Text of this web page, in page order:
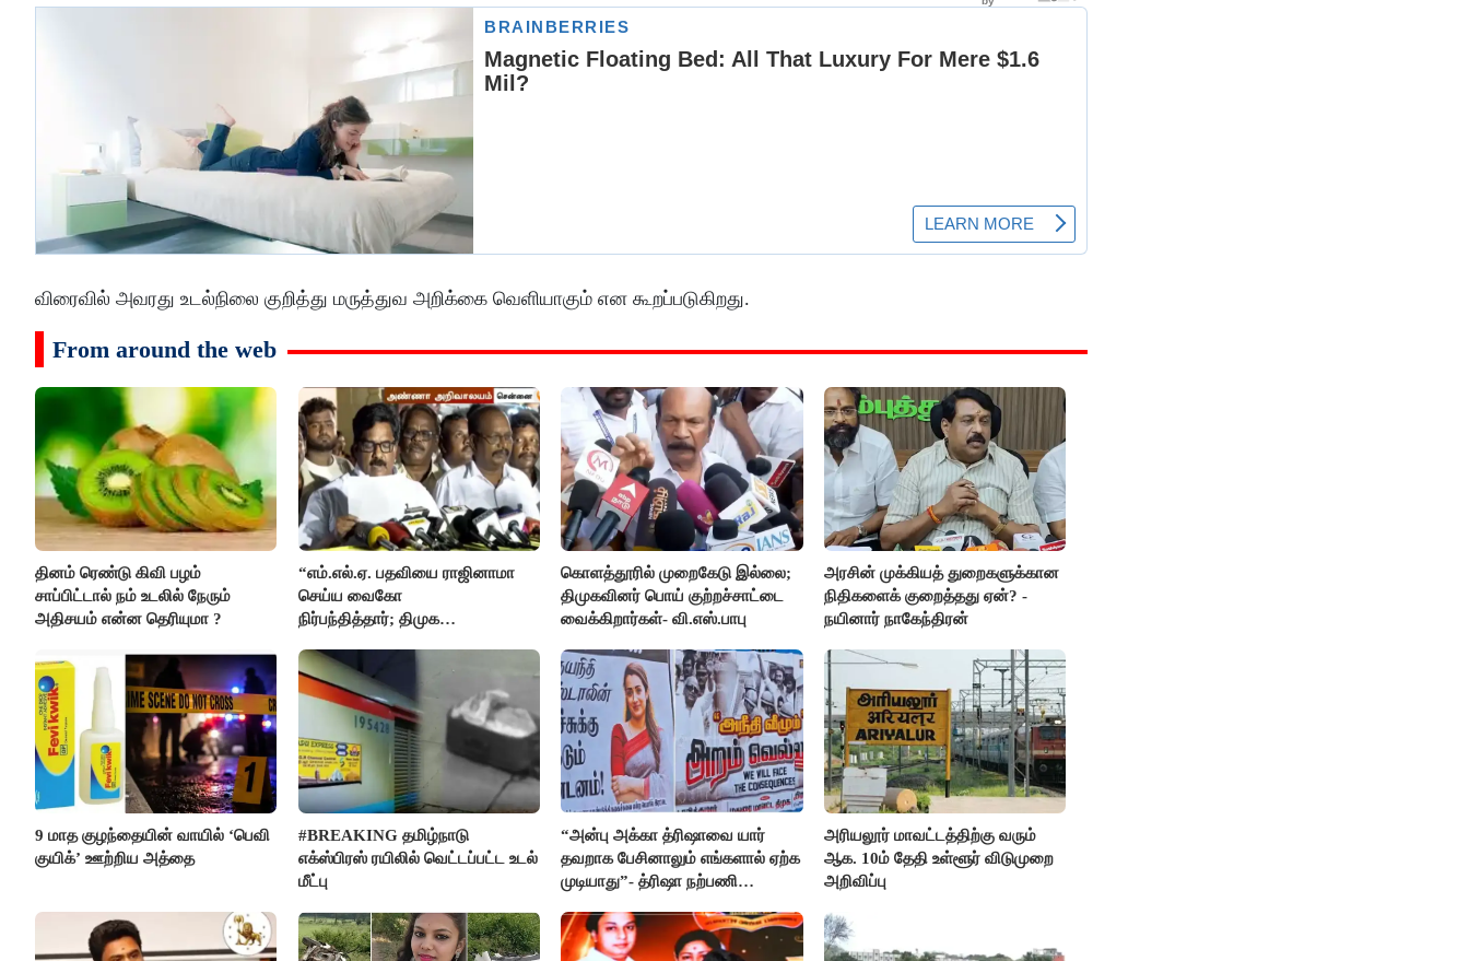
விரைவில் அவரது உடல்நிலை குறித்து மருத்துவ அறிக்கை வெளியாகும் என கூறப்படுகிறது.
From around the web
தினம் ரெண்டு கிவி பழம்
சாப்பிட்டால் நம் உடலில் நேரும்
அதிசயம் என்ன தெரியுமா ?
“எம்.எல்.ஏ. பதவியை ராஜினாமா
செய்ய வைகோ
நிர்பந்தித்தார்; திமுக
தொடர்கிறோம்”- மதிமுக
எம்.எல்.ஏக்கள் பரபரப்பு பேட்டி
கொளத்தூரில் முறைகேடு இல்லை;
திமுகவினர் பொய் குற்றச்சாட்டை
வைக்கிறார்கள்- வி.எஸ்.பாபு
அரசின் முக்கியத் துறைகளுக்கான
நிதிகளைக் குறைத்தது ஏன்? -
நயினார் நாகேந்திரன்
9 மாத குழந்தையின் வாயில் ‘பெவி
குயிக்’ ஊற்றிய அத்தை
#BREAKING தமிழ்நாடு
எக்ஸ்பிரஸ் ரயிலில் வெட்டப்பட்ட உடல்
மீட்பு
“அன்பு அக்கா த்ரிஷாவை யார்
தவறாக பேசினாலும் எங்களால் ஏற்க
முடியாது”- த்ரிஷா நற்பணி
அரியலூர் மாவட்டத்திற்கு வரும்
ஆக. 10ம் தேதி உள்ளூர் விடுமுறை
அறிவிப்பு